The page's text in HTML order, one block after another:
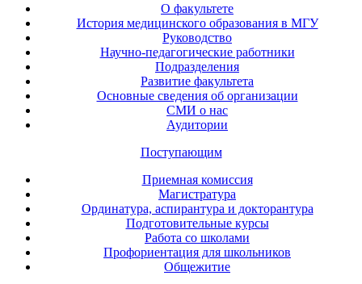
О факультете
История медицинского образования в МГУ
Руководство
Научно-педагогические работники
Подразделения
Развитие факультета
Основные сведения об организации
СМИ о нас
Аудитории
Поступающим
Приемная комиссия
Магистратура
Ординатура, аспирантура и докторантура
Подготовительные курсы
Работа со школами
Профориентация для школьников
Общежитие